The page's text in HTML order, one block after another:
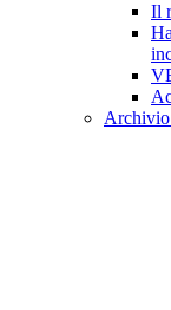
Il
Archivio